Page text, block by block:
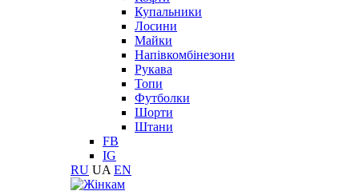
Купальники
Лосини
Майки
Напівкомбінезони
Рукава
Топи
Футболки
Шорти
Штани
FB
IG
RU UA EN